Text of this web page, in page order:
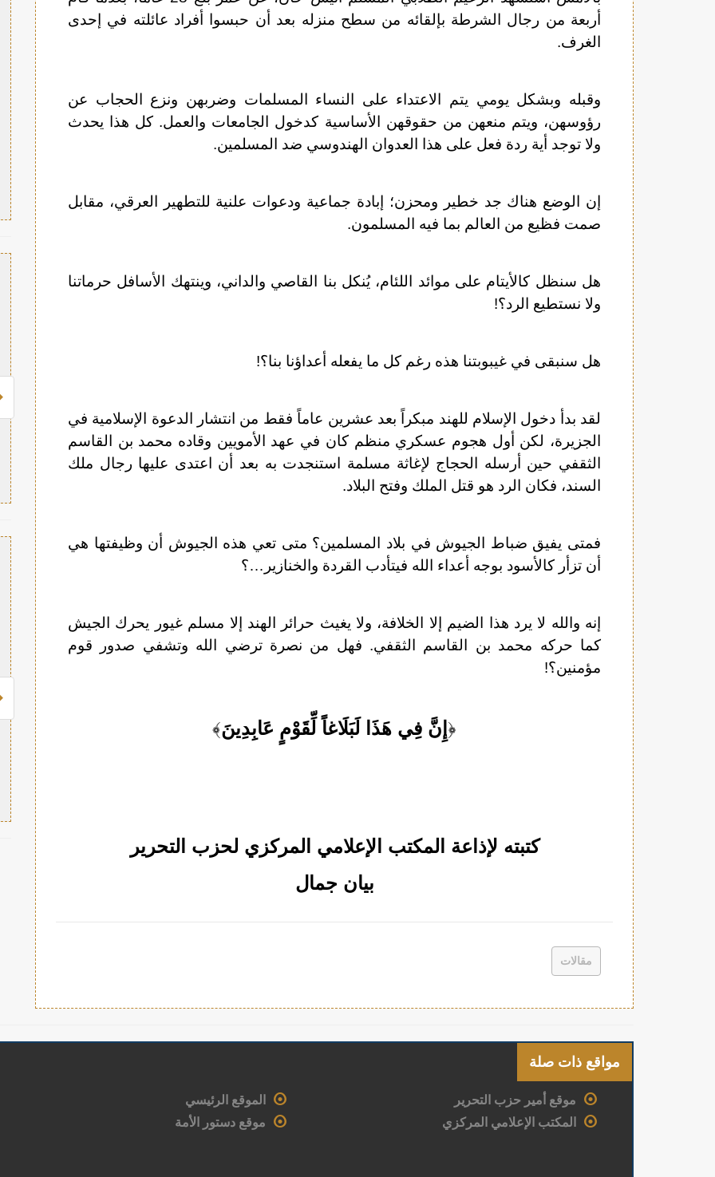
أربعة من رجال الشرطة بإلقائه من سطح منزله بعد أن حبسوا أفراد عائلته في إحدى
الغرف.
وقبله وبشكل يومي يتم الاعتداء على النساء المسلمات وضربهن ونزع الحجاب عن
رؤوسهن، ويتم منعهن من حقوقهن الأساسية كدخول الجامعات والعمل. كل هذا يحدث
ولا توجد أية ردة فعل على هذا العدوان الهندوسي ضد المسلمين.
إن الوضع هناك جد خطير ومحزن؛ إبادة جماعية ودعوات علنية للتطهير العرقي، مقابل
صمت فظيع من العالم بما فيه المسلمون.
هل سنظل كالأيتام على موائد اللئام، يُنكل بنا القاصي والداني، وينتهك الأسافل حرماتنا
ولا نستطيع الرد؟!
هل سنبقى في غيبوبتنا هذه رغم كل ما يفعله أعداؤنا بنا؟!
لقد بدأ دخول الإسلام للهند مبكراً بعد عشرين عاماً فقط من انتشار الدعوة الإسلامية في
الجزيرة، لكن أول هجوم عسكري منظم كان في عهد الأمويين وقاده محمد بن القاسم
الثقفي حين أرسله الحجاج لإغاثة مسلمة استنجدت به بعد أن اعتدى عليها رجال ملك
السند، فكان الرد هو قتل الملك وفتح البلاد.
فمتى يفيق ضباط الجيوش في بلاد المسلمين؟ متى تعي هذه الجيوش أن وظيفتها هي
أن تزأر كالأسود بوجه أعداء الله فيتأدب القردة والخنازير…؟
إنه والله لا يرد هذا الضيم إلا الخلافة، ولا يغيث حرائر الهند إلا مسلم غيور يحرك الجيش
كما حركه محمد بن القاسم الثقفي. فهل من نصرة ترضي الله وتشفي صدور قوم
مؤمنين؟!
﴿ إِنَّ فِي هَذَا لَبَلَاغاً لِّقَوْمٍ عَابِدِينَ﴾
كتبته لإذاعة المكتب الإعلامي المركزي لحزب التحرير
بيان جمال
مقالات
مواقع ذات صلة
موقع أمير حزب التحرير
المكتب الإعلامي المركزي
الموقع الرئيسي
موقع دستور الأمة